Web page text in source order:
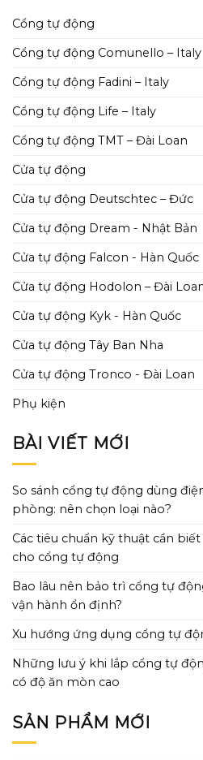
Cổng tự động
Cổng tự động Comunello – Italy
Cổng tự động Fadini – Italy
Cổng tự động Life – Italy
Cổng tự động TMT – Đài Loan
Cửa tự động
Cửa tự động Deutschtec – Đức
Cửa tự động Dream - Nhật Bản
Cửa tự động Falcon - Hàn Quốc
Cửa tự động Hodolon – Đài
Cửa tự động Kyk - Hàn Quốc
Cửa tự động Tây Ban Nha
Cửa tự động Tronco - Đài Loan
Phụ kiện
BÀI VIẾT MỚI
So sánh cổng tự động dùng
phòng: nên chọn loại nào?
Các tiêu chuẩn kỹ thuật cần
cho cổng tự động
Bao lâu nên bảo trì cổng tự
vận hành ổn định?
Xu hướng ứng dụng cổng tự
Những lưu ý khi lắp cổng tự
có độ ăn mòn cao
SẢN PHẨM MỚI